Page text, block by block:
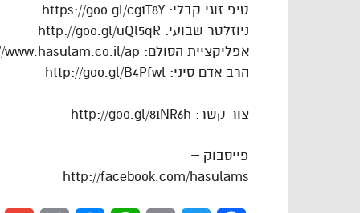
טיפ זוגי קבלי: https://goo.gl/cg1T8Y
ניוזלטר שבועי: http://goo.gl/uQl5qR
אפליקציית הסולם: https://www.hasulam.co.il/ap
הרב אדם סיני: http://goo.gl/B4Pfwl
צור קשר: http://goo.gl/81NR6h
פייסבוק –
http://facebook.com/hasulams